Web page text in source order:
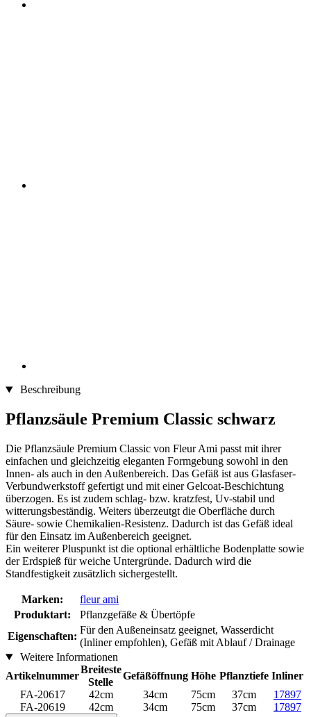
Beschreibung
Pflanzsäule Premium Classic schwarz
Die Pflanzsäule Premium Classic von Fleur Ami passt mit ihrer
einfachen und gleichzeitig eleganten Formgebung sowohl in den
Innen- als auch in den Außenbereich. Das Gefäß ist aus Glasfaser-
Verbundwerkstoff gefertigt und mit einer Gelcoat-Beschichtung
überzogen. Es ist zudem schlag- bzw. kratzfest, Uv-stabil und
witterungsbeständig. Weiters überzeutgt die Oberfläche durch
Säure- sowie Chemikalien-Resistenz. Dadurch ist das Gefäß ideal
für den Einsatz im Außenbereich geeignet.
Ein weiterer Pluspunkt ist die optional erhältliche Bodenplatte sowie
der Erdspieß für weiche Untergründe. Dadurch wird die
Standfestigkeit zusätzlich sichergestellt.
Marken:
fleur ami
Produktart:
Pflanzgefäße & Übertöpfe
Eigenschaften:
Für den Außeneinsatz geeignet, Wasserdicht
(Inliner empfohlen), Gefäß mit Ablauf / Drainage
Weitere Informationen
Artikelnummer
Breiteste
Stelle
Gefäßöffnung Höhe Pflanztiefe Inliner
FA-20617
42cm 34cm 75cm 37cm
17897
FA-20619
42cm 34cm 75cm 37cm 17897